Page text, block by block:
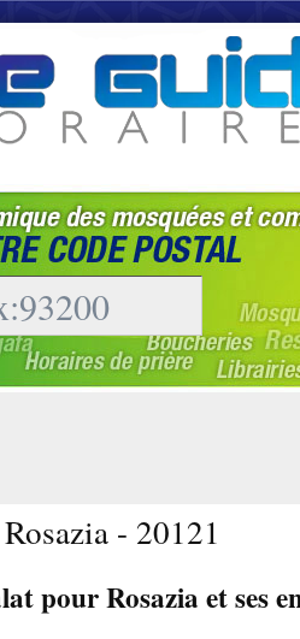
- 20121
pour Rosazia et ses